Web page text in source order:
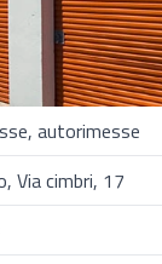
autorimesse
Via cimbri, 17